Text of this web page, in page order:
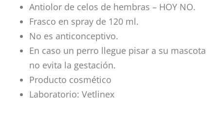
Antiolor de celos de hembras – HOY NO.
Frasco en spray de 120 ml.
No es anticonceptivo.
En caso un perro llegue pisar a su mascota
no evita la gestación.
Producto cosmético
Laboratorio: Vetlinex